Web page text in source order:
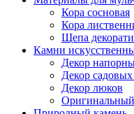
Кора сосновая
Кора
Щепа
Камни
Декор
Декор садовых
Декор люков